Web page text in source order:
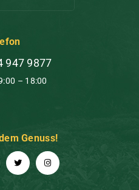
947 9877
– 18:00
Genuss!